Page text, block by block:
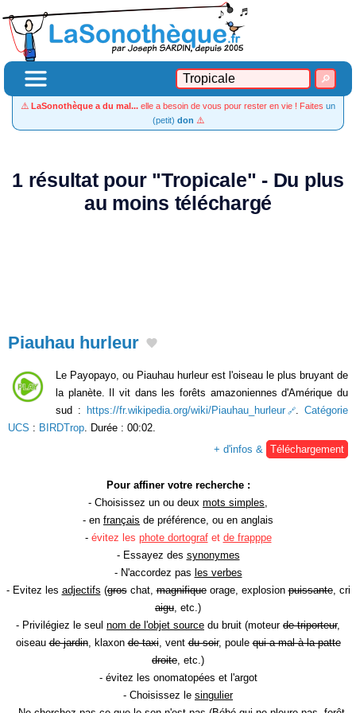
⚠️ LaSonothèque a du mal... elle a besoin de vous pour rester en vie ! Faites un
(petit) don ⚠️
1 résultat pour "Tropicale" - Du plus
au moins téléchargé
Piauhau hurleur
Le Payopayo, ou Piauhau hurleur est l'oiseau le plus bruyant de
la planète. Il vit dans les forêts amazoniennes d'Amérique du
sud : https://fr.wikipedia.org/wiki/Piauhau_hurleur . Catégorie
UCS : BIRDTrop . Durée : 00:02.
+ d'infos &
Téléchargement
Pour affiner votre recherche :
- Choisissez un ou deux mots simples
- en français de préférence, ou en anglais
- évitez les phote dortografet de frapppe
- Essayez des synonymes
- N'accordez pas les verbes
- Evitez les adjectifs (groschat,magnifiqueorage, explosionpuissante, cri
aigu , etc.)
- Privilégiez le seul nom de l'objet source du bruit (moteur de triporteur,
oiseaude jardin, klaxonde taxi, ventdu soir, poulequi a mal à la patte
droite , etc.)
- évitez les onomatopées et l'argot
- Choisissez le singulier